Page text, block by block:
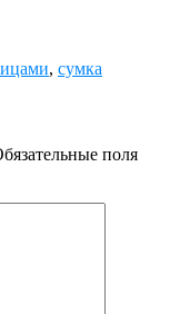
, сумка
поля